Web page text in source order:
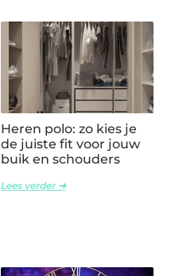
Heren polo: zo kies je
de juiste fit voor jouw
buik en schouders
Lees verder ➜